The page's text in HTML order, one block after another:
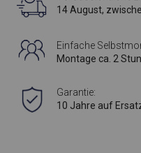
14 August,
Einfache
Montage ca. 2
Garantie:
10 Jahre auf